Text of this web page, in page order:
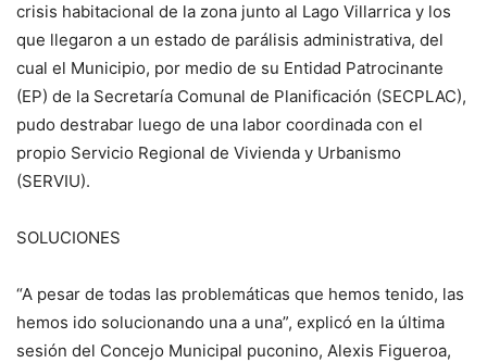
crisis habitacional de la zona junto al Lago Villarrica y los
que llegaron a un estado de parálisis administrativa, del
cual el Municipio, por medio de su Entidad Patrocinante
(EP) de la Secretaría Comunal de Planificación (SECPLAC),
pudo destrabar luego de una labor coordinada con el
propio Servicio Regional de Vivienda y Urbanismo
(SERVIU).
SOLUCIONES
“A pesar de todas las problemáticas que hemos tenido, las
hemos ido solucionando una a una”, explicó en la última
sesión del Concejo Municipal puconino, Alexis Figueroa,